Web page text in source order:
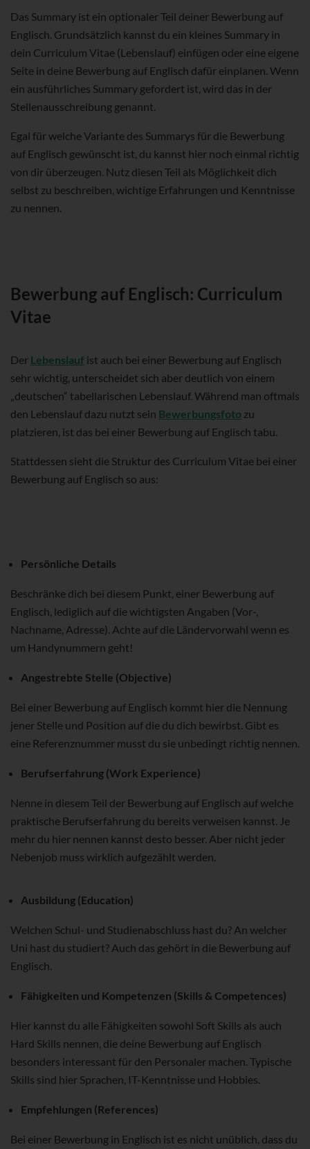
Das Summary ist ein optionaler Teil deiner Bewerbung auf
Englisch. Grundsätzlich kannst du ein kleines Summary in
dein Curriculum Vitae (Lebenslauf) einfügen oder eine eigene
Seite in deine Bewerbung auf Englisch dafür einplanen. Wenn
ein ausführliches Summary gefordert ist, wird das in der
Stellenausschreibung genannt.
Egal für welche Variante des Summarys für die Bewerbung
auf Englisch gewünscht ist, du kannst hier noch einmal richtig
von dir überzeugen. Nutz diesen Teil als Möglichkeit dich
selbst zu beschreiben, wichtige Erfahrungen und Kenntnisse
zu nennen.
Bewerbung auf Englisch: Curriculum
Vitae
Der Lebenslauf ist auch bei einer Bewerbung auf Englisch
sehr wichtig, unterscheidet sich aber deutlich von einem
„deutschen“ tabellarischen Lebenslauf. Während man oftmals
den Lebenslauf dazu nutzt sein Bewerbungsfoto zu
platzieren, ist das bei einer Bewerbung auf Englisch tabu.
Stattdessen sieht die Struktur des Curriculum Vitae bei einer
Bewerbung auf Englisch so aus:
Persönliche Details
Beschränke dich bei diesem Punkt, einer Bewerbung auf
Englisch, lediglich auf die wichtigsten Angaben (Vor-,
Nachname, Adresse). Achte auf die Ländervorwahl wenn es
um Handynummern geht!
Angestrebte Stelle (Objective)
Bei einer Bewerbung auf Englisch kommt hier die Nennung
jener Stelle und Position auf die du dich bewirbst. Gibt es
eine Referenznummer musst du sie unbedingt richtig nennen.
Berufserfahrung (Work Experience)
Nenne in diesem Teil der Bewerbung auf Englisch auf welche
praktische Berufserfahrung du bereits verweisen kannst. Je
mehr du hier nennen kannst desto besser. Aber nicht jeder
Nebenjob muss wirklich aufgezählt werden.
Ausbildung (Education)
Welchen Schul- und Studienabschluss hast du? An welcher
Uni hast du studiert? Auch das gehört in die Bewerbung auf
Englisch.
Fähigkeiten und Kompetenzen (Skills & Competences)
Hier kannst du alle Fähigkeiten sowohl Soft Skills als auch
Hard Skills nennen, die deine Bewerbung auf Englisch
besonders interessant für den Personaler machen. Typische
Skills sind hier Sprachen, IT-Kenntnisse und Hobbies.
Empfehlungen (References)
Bei einer Bewerbung in Englisch ist es nicht unüblich, dass du